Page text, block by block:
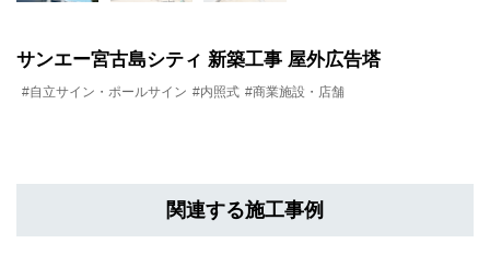
サンエー宮古島シティ 新築工事 屋外広告塔
#自立サイン・ポールサイン #内照式 #商業施設・店舗
関連する施工事例